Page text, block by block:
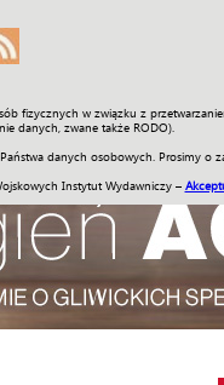
fizycznych w związku z
danych, zwane także RODO).
danych osobowych. Prosimy o
Instytut Wydawniczy –
Wideo ENGLISH